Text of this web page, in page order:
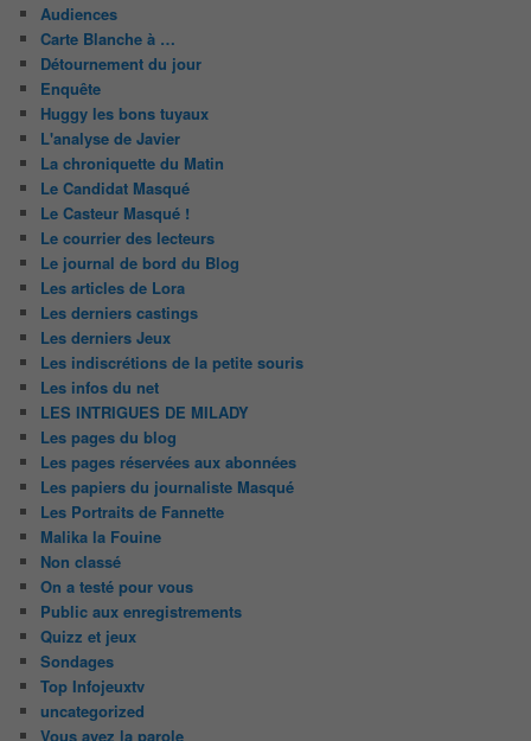
Audiences
Carte Blanche à …
Détournement du jour
Enquête
Huggy les bons tuyaux
L'analyse de Javier
La chroniquette du Matin
Le Candidat Masqué
Le Casteur Masqué !
Le courrier des lecteurs
Le journal de bord du Blog
Les articles de Lora
Les derniers castings
Les derniers Jeux
Les indiscrétions de la petite souris
Les infos du net
LES INTRIGUES DE MILADY
Les pages du blog
Les pages réservées aux abonnées
Les papiers du journaliste Masqué
Les Portraits de Fannette
Malika la Fouine
Non classé
On a testé pour vous
Public aux enregistrements
Quizz et jeux
Sondages
Top Infojeuxtv
uncategorized
Vous avez la parole